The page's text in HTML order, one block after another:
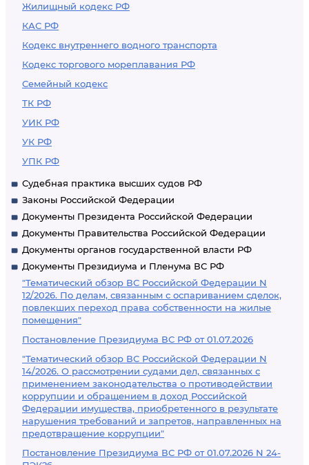
Жилищный кодекс РФ
КАС РФ
Кодекс внутреннего водного транспорта
Кодекс торгового мореплавания РФ
Семейный кодекс
ТК РФ
УИК РФ
УК РФ
УПК РФ
Судебная практика высших судов РФ
Законы Российской Федерации
Документы Президента Российской Федерации
Документы Правительства Российской Федерации
Документы органов государственной власти РФ
Документы Президиума и Пленума ВС РФ
"Тематический обзор ВС Российской Федерации N
12/2026. По делам, связанным с оспариванием сделок,
повлекших переход права собственности на жилые
помещения"
Постановление Президиума ВС РФ от 01.07.2026
"Тематический обзор ВС Российской Федерации N
14/2026. О рассмотрении судами дел, связанных с
применением законодательства о противодействии
коррупции и обращением в доход Российской
Федерации имущества, приобретенного в результате
нарушения требований и запретов, направленных на
предотвращение коррупции"
Постановление Президиума ВС РФ от 01.07.2026 N 24-